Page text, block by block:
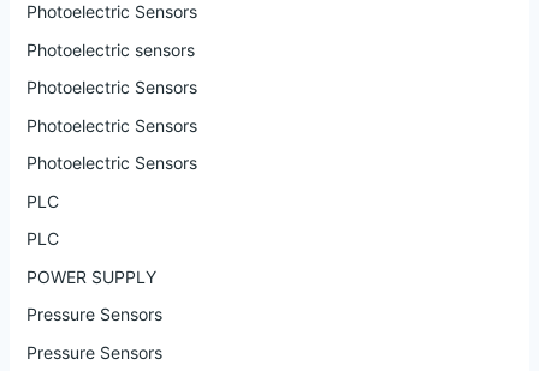
Photoelectric Sensors
Photoelectric sensors
Photoelectric Sensors
Photoelectric Sensors
Photoelectric Sensors
PLC
PLC
POWER SUPPLY
Pressure Sensors
Pressure Sensors